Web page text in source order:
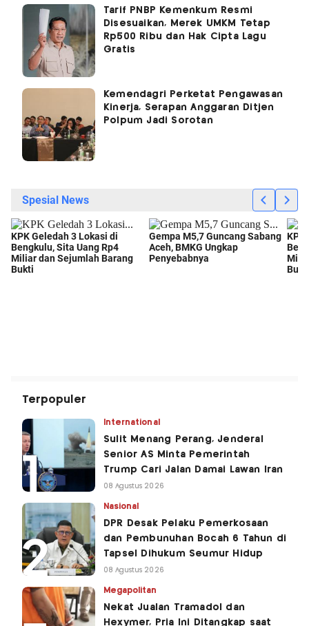
Tarif PNBP Kemenkum Resmi
Disesuaikan, Merek UMKM Tetap
Rp500 Ribu dan Hak Cipta Lagu
Gratis
Kemendagri Perketat Pengawasan
Kinerja, Serapan Anggaran Ditjen
Polpum Jadi Sorotan
Terpopuler
International
Sulit Menang Perang, Jenderal
Senior AS Minta Pemerintah
Trump Cari Jalan Damai Lawan Iran
08 Agustus 2026
Nasional
DPR Desak Pelaku Pemerkosaan
dan Pembunuhan Bocah 6 Tahun di
Tapsel Dihukum Seumur Hidup
08 Agustus 2026
Megapolitan
Nekat Jualan Tramadol dan
Hexymer, Pria Ini Ditangkap saat